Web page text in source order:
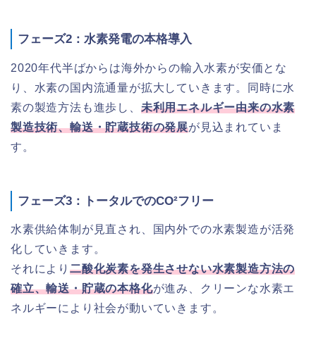
フェーズ2：水素発電の本格導入
2020年代半ばからは海外からの輸入水素が安価とな
り、水素の国内流通量が拡大していきます。同時に水
素の製造方法も進歩し、 未利用エネルギー由来の水素
製造技術、輸送・貯蔵技術の発展が見込まれていま
す。
フェーズ3：トータルでのCO²フリー
水素供給体制が見直され、国内外での水素製造が活発
化していきます。
それにより 二酸化炭素を発生させない水素製造方法の
確立、輸送・貯蔵の本格化が進み、クリーンな水素エ
ネルギーにより社会が動いていきます。